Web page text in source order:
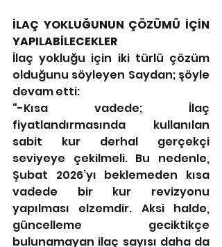
İLAÇ YOKLUĞUNUN ÇÖZÜMÜ İÇİN
YAPILABİLECEKLER
İlaç yokluğu için iki türlü çözüm
olduğunu söyleyen Saydan; şöyle
devam etti:
“-Kısa vadede; İlaç
fiyatlandırmasında kullanılan
sabit kur derhal gerçekçi
seviyeye çekilmeli. Bu nedenle,
Şubat 2026’yı beklemeden kısa
vadede bir kur revizyonu
yapılması elzemdir. Aksi halde,
güncelleme geciktikçe
bulunamayan ilaç sayısı daha da